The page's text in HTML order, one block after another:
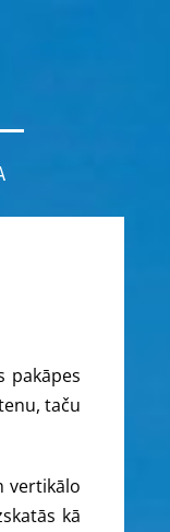
pakāpes
taču
vertikālo
kā